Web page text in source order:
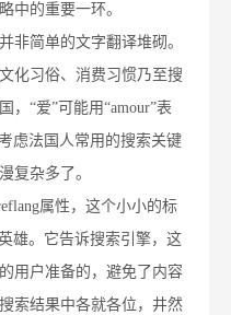
中的重要一环。
非简单的文字翻译堆砌。
化习俗、消费习惯乃至搜
，“爱”可能用“amour”表
虑法国人常用的搜索关键
复杂多了。
属性，这个小小的标
雄。它告诉搜索引擎，这
用户准备的，避免了内容
索结果中各就各位，井然